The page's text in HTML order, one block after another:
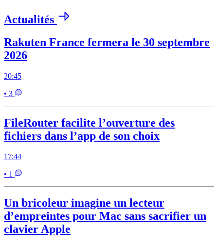
Actualités
Rakuten France fermera le 30 septembre
2026
20:45
• 3
FileRouter facilite l’ouverture des
fichiers dans l’app de son choix
17:44
• 1
Un bricoleur imagine un lecteur
d’empreintes pour Mac sans sacrifier un
clavier Apple